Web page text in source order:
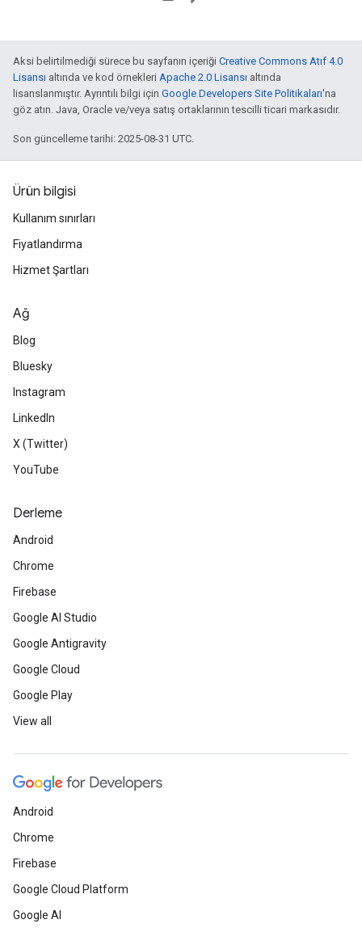
Aksi belirtilmediği sürece bu sayfanın içeriği Creative Commons Atıf 4.0
Lisansı altında ve kod örnekleri Apache 2.0 Lisansı altında
lisanslanmıştır. Ayrıntılı bilgi için Google Developers Site Politikaları'na
göz atın. Java, Oracle ve/veya satış ortaklarının tescilli ticari markasıdır.
Son güncelleme tarihi: 2025-08-31 UTC.
Ürün bilgisi
Kullanım sınırları
Fiyatlandırma
Hizmet Şartları
Ağ
Blog
Bluesky
Instagram
LinkedIn
X (Twitter)
YouTube
Derleme
Android
Chrome
Firebase
Google AI Studio
Google Antigravity
Google Cloud
Google Play
View all
Android
Chrome
Firebase
Google Cloud Platform
Google AI